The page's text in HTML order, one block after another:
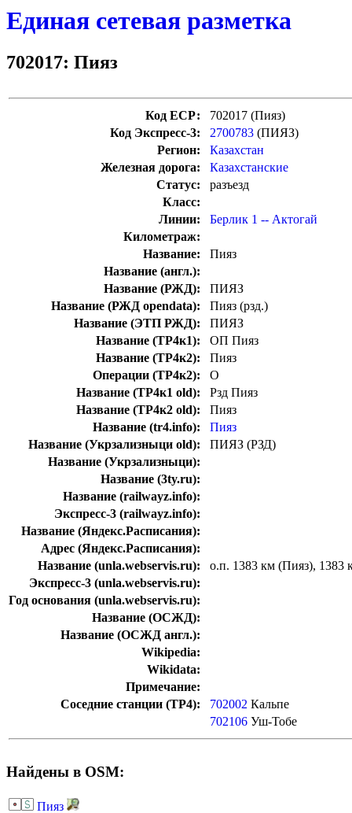
Единая сетевая разметка
702017: Пияз
Код ЕСР:
702017 (Пияз)
Код Экспресс-3:
2700783 (ПИЯЗ)
Регион:
Казахстан
Железная дорога:
Казахстанские
Статус:
разъезд
Класс:
Линии:
Берлик 1 -- Актогай
Километраж:
Название:
Пияз
Название (англ.):
Название (РЖД):
ПИЯЗ
Название (РЖД opendata):
Пияз (рзд.)
Название (ЭТП РЖД):
ПИЯЗ
Название (ТР4к1):
ОП Пияз
Название (ТР4к2):
Пияз
Операции (ТР4к2):
О
Название (ТР4к1 old):
Рзд Пияз
Название (ТР4к2 old):
Пияз
Название (tr4.info):
Пияз
Название (Укрзализныци old):
ПИЯЗ (РЗД)
Название (Укрзализныци):
Название (3ty.ru):
Название (railwayz.info):
Экспресс-3 (railwayz.info):
Название (Яндекс.Расписания):
Адрес (Яндекс.Расписания):
Название (unla.webservis.ru):
о.п. 1383 км (Пияз), 1383
Экспресс-3 (unla.webservis.ru):
Год основания (unla.webservis.ru):
Название (ОСЖД):
Название (ОСЖД англ.):
Wikipedia:
Wikidata:
Примечание:
Соседние станции (ТР4):
702002 Кальпе
702106 Уш-Тобе
Найдены в OSM:
Пияз